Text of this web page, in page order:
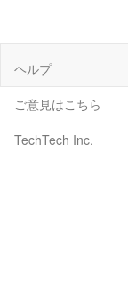
ヘルプ
ご意見はこちら
TechTech Inc.